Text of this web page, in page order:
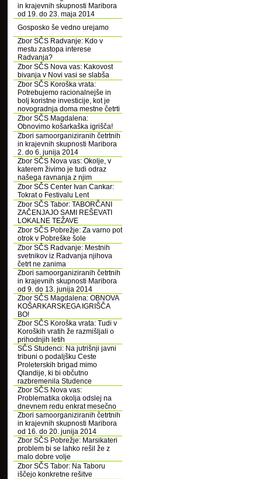
in krajevnih skupnosti Maribora
od 19. do 23. maja 2014
Gosposko še vedno urejamo
Zbor SČS Radvanje: Kdo v
mestu zastopa interese
Radvanja?
Zbor SČS Nova vas: Kakovost
bivanja v Novi vasi se slabša
Zbor SČS Koroška vrata:
Potrebujemo racionalnejše in
bolj koristne investicije, kot je
novogradnja doma mestne četrti
Zbor SČS Magdalena:
Obnovimo košarkaška igrišča!
Zbori samoorganiziranih četrtnih
in krajevnih skupnosti Maribora
2. do 6. junija 2014
Zbor SČS Nova vas: Okolje, v
katerem živimo je tudi odraz
našega ravnanja z njim
Zbor SČS Center Ivan Cankar:
Tokrat o Festivalu Lent
Zbor SČS Tabor: TABORČANI
ZAČENJAJO SAMI REŠEVATI
LOKALNE TEŽAVE
Zbor SČS Pobrežje: Za varno pot
otrok v Pobreške šole
Zbor SČS Radvanje: Mestnih
svetnikov iz Radvanja njihova
četrt ne zanima
Zbori samoorganiziranih četrtnih
in krajevnih skupnosti Maribora
od 9. do 13. junija 2014
Zbor SČS Magdalena: OBNOVA
KOŠARKARSKEGA IGRIŠČA
BO!
Zbor SČS Koroška vrata: Tudi v
Koroških vratih že razmišljali o
prihodnjih letih
SČS Studenci: Na jutrišnji javni
tribuni o podaljšku Ceste
Proleterskih brigad mimo
Qlandije, ki bi občutno
razbremenila Studence
Zbor SČS Nova vas:
Problematika okolja odslej na
dnevnem redu enkrat mesečno
Zbori samoorganiziranih četrtnih
in krajevnih skupnosti Maribora
od 16. do 20. junija 2014
Zbor SČS Pobrežje: Marsikateri
problem bi se lahko rešil že z
malo dobre volje
Zbor SČS Tabor: Na Taboru
iščejo konkretne rešitve